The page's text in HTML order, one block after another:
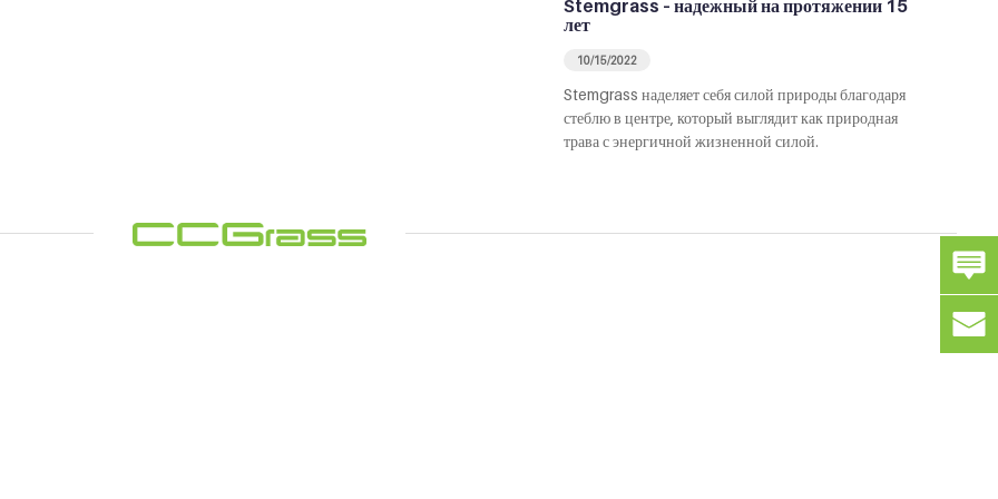
Stemgrass – надежный на протяжении 15
лет
10/15/2022
Stemgrass наделяет себя силой природы благодаря
стеблю в центре, который выглядит как природная
трава с энергичной жизненной силой.